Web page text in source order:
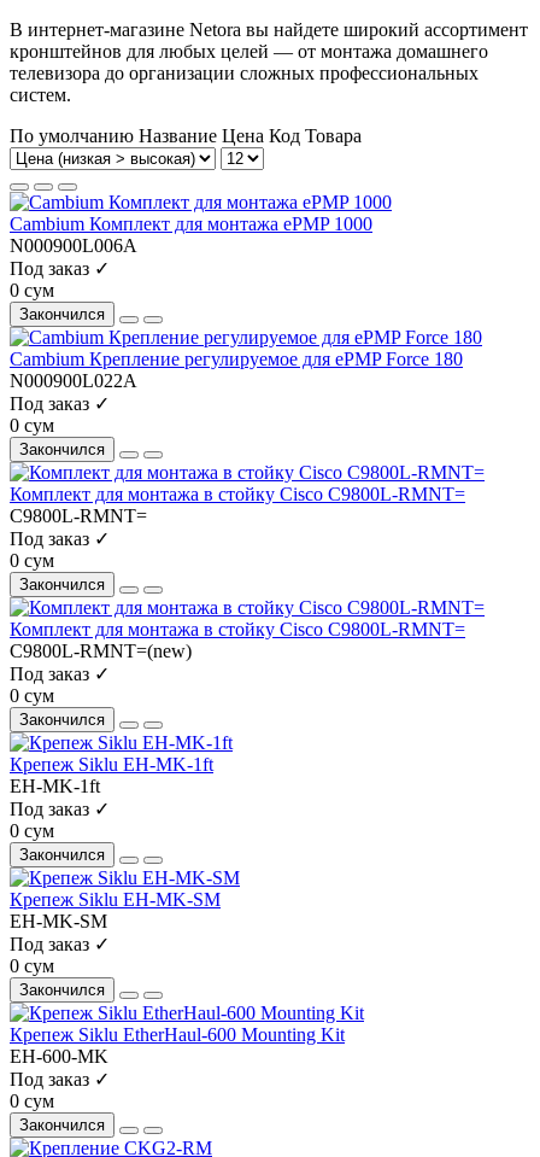
В интернет-магазине Netora вы найдете широкий ассортимент
кронштейнов для любых целей — от монтажа домашнего
телевизора до организации сложных профессиональных
систем.
По умолчанию Название Цена Код Товара
Cambium Комплект для монтажа ePMP 1000
N000900L006A
Под заказ ✓
0 сум
Закончился
Cambium Крепление регулируемое для ePMP Force 180
N000900L022A
Под заказ ✓
0 сум
Закончился
Комплект для монтажа в стойку Cisco C9800L-RMNT=
C9800L-RMNT=
Под заказ ✓
0 сум
Закончился
Комплект для монтажа в стойку Cisco C9800L-RMNT=
C9800L-RMNT=(new)
Под заказ ✓
0 сум
Закончился
Крепеж Siklu EH-MK-1ft
EH-MK-1ft
Под заказ ✓
0 сум
Закончился
Крепеж Siklu EH-MK-SM
EH-MK-SM
Под заказ ✓
0 сум
Закончился
Крепеж Siklu EtherHaul-600 Mounting Kit
EH-600-MK
Под заказ ✓
0 сум
Закончился